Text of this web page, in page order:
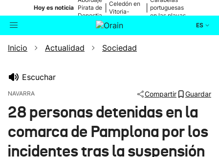
Hoy es noticia Pirata de
Donostia
Celedón en
Vitoria-
portuguesas
en las playas
ES
Buscador Actualidad
Ikusmiran
Eguraldia
Inicio Actualidad Sociedad
Escuchar
NAVARRA Compartir Guardar
28 personas detenidas en la
comarca de Pamplona por los
incidentes tras la suspensión